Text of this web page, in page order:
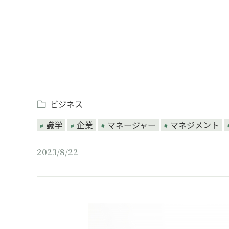
ビジネス
識学
企業 マネージャー マネジメント
2023/8/22